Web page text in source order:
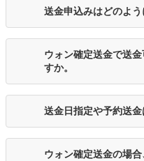
送金申込みはどのよう
ウォン確定送金で送
すか。
送金日指定や予約送金
ウォン確定送金の場